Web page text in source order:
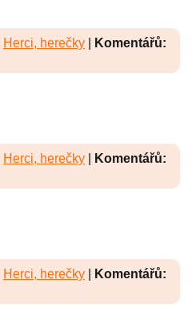
Herci, herečky
Komentářů:
Herci, herečky
Komentářů:
Herci, herečky
Komentářů: